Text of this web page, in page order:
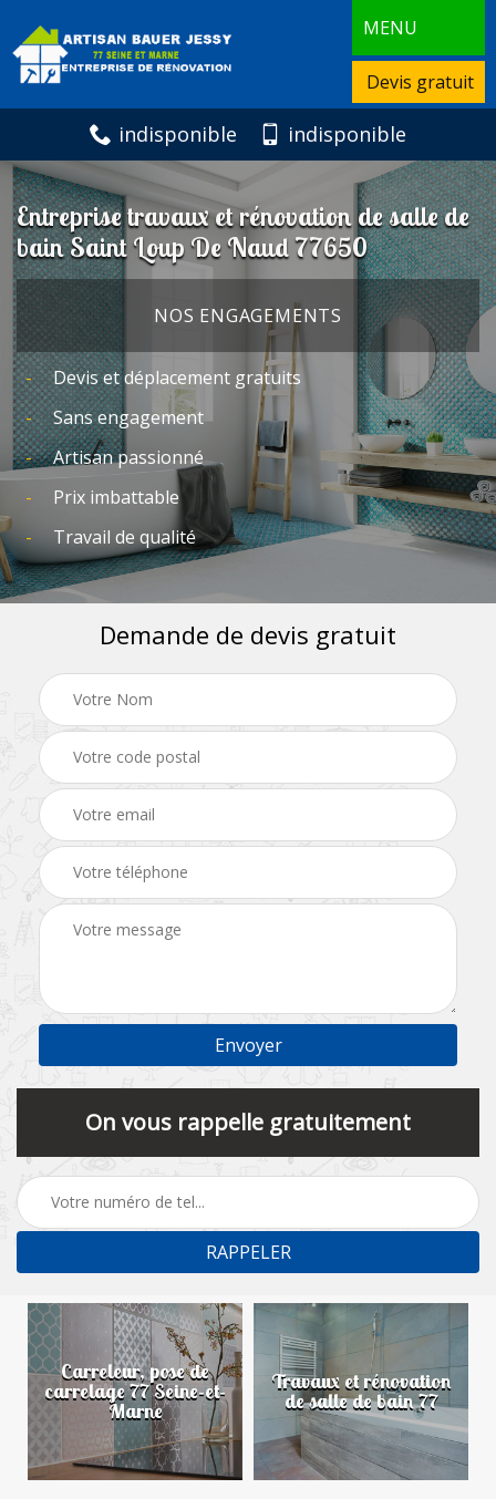
MENU
Devis gratuit
indisponible indisponible
Entreprise travaux et rénovation de salle de
bain Saint Loup De Naud 77650
NOS ENGAGEMENTS
Devis et déplacement gratuits
Sans engagement
Artisan passionné
Prix imbattable
Travail de qualité
Demande de devis gratuit
On vous rappelle gratuitement
Carreleur, pose de
carrelage 77 Seine-et-
Marne
Travaux et rénovation
de salle de bain 77